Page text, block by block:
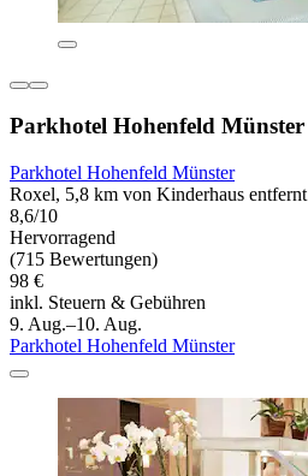
Parkhotel Hohenfeld Münster
Parkhotel Hohenfeld Münster
Roxel, 5,8 km von Kinderhaus entfernt
8,6/10
Hervorragend
(715 Bewertungen)
98 €
inkl. Steuern & Gebühren
9. Aug.–10. Aug.
Parkhotel Hohenfeld Münster